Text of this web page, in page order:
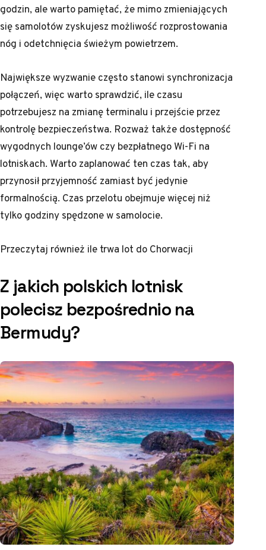
godzin, ale warto pamiętać, że mimo zmieniających
się samolotów zyskujesz możliwość rozprostowania
nóg i odetchnięcia świeżym powietrzem.
Największe wyzwanie często stanowi synchronizacja
połączeń, więc warto sprawdzić, ile czasu
potrzebujesz na zmianę terminalu i przejście przez
kontrolę bezpieczeństwa. Rozważ także dostępność
wygodnych lounge’ów czy bezpłatnego Wi-Fi na
lotniskach. Warto zaplanować ten czas tak, aby
przynosił przyjemność zamiast być jedynie
formalnością. Czas przelotu obejmuje więcej niż
tylko godziny spędzone w samolocie.
Przeczytaj również ile trwa lot do Chorwacji
Z jakich polskich lotnisk
polecisz bezpośrednio na
Bermudy?